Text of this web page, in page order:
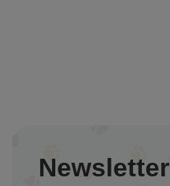
Newsletter